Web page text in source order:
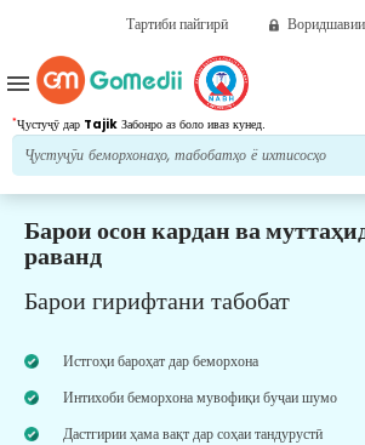
Тартиби пайгирӣ
*Ҷустуҷӯ дар Tajik Забонро аз боло иваз кунед.
menu
Барои осон кардан ва
раванд
Барои гирифтани табобат
Истгоҳи бароҳат дар беморхона
Интихоби беморхона мувофиқи буҷаи шумо
Дастгирии ҳама вақт дар соҳаи тандурустӣ